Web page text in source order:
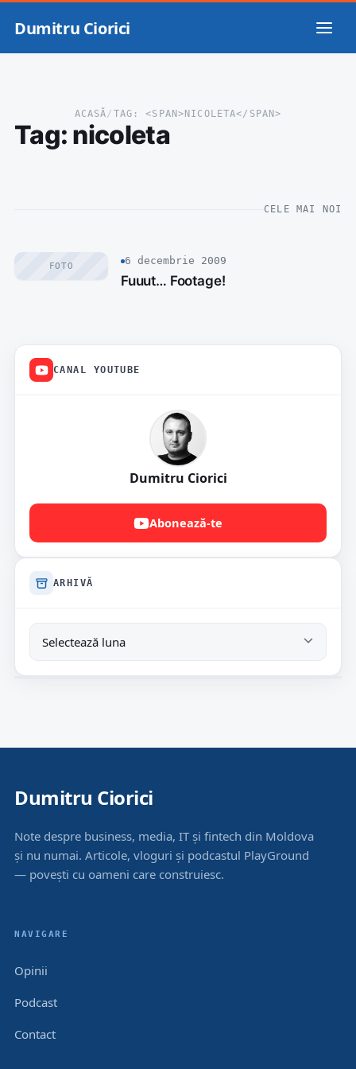
Dumitru Ciorici
ACASĂ/ TAG: <SPAN>NICOLETA</SPAN>
Tag: nicoleta
CELE MAI NOI
FOTO 6 decembrie 2009
Fuuut… Footage!
CANAL YOUTUBE
Dumitru Ciorici
Abonează-te
ARHIVĂ
Dumitru Ciorici
Note despre business, media, IT și fintech din Moldova
și nu numai. Articole, vloguri și podcastul PlayGround
— povești cu oameni care construiesc.
NAVIGARE
Opinii
Podcast
Contact